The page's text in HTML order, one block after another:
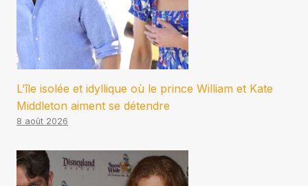
L’île isolée et idyllique où le prince William et Kate
Middleton aiment se détendre
8 août 2026